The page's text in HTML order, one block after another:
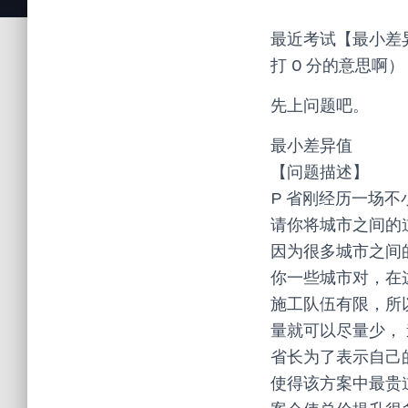
最近考试【最小
打 0 分的意思啊
先上问题吧。
最小差异值
【问题描述】
P 省刚经历一场
请你将城市之间的
因为很多城市之
你一些城市对，在
施工队伍有限，所
量就可以尽量少，
省长为了表示自己
使得该方案中最贵